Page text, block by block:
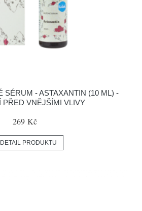
SÉRUM - ASTAXANTIN (10 ML) -
PŘED VNĚJŠÍMI VLIVY
269 Kč
DETAIL PRODUKTU